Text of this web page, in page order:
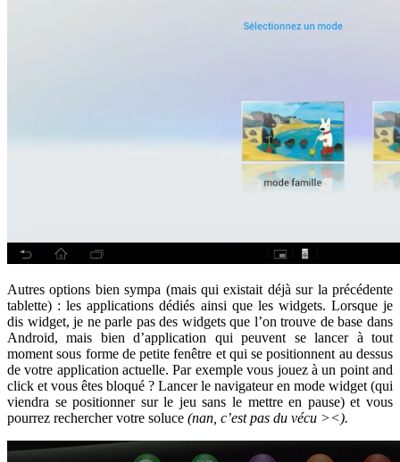
Autres options bien sympa (mais qui existait déjà sur la précédente
tablette) : les applications dédiés ainsi que les widgets. Lorsque je
dis widget, je ne parle pas des widgets que l’on trouve de base dans
Android, mais bien d’application qui peuvent se lancer à tout
moment sous forme de petite fenêtre et qui se positionnent au dessus
de votre application actuelle. Par exemple vous jouez à un point and
click et vous êtes bloqué ? Lancer le navigateur en mode widget (qui
viendra se positionner sur le jeu sans le mettre en pause) et vous
pourrez rechercher votre soluce (nan, c’est pas du vécu ><).